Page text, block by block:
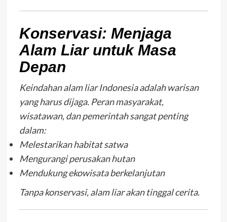
Konservasi: Menjaga
Alam Liar untuk Masa
Depan
Keindahan alam liar Indonesia adalah warisan
yang harus dijaga. Peran masyarakat,
wisatawan, dan pemerintah sangat penting
dalam:
Melestarikan habitat satwa
Mengurangi perusakan hutan
Mendukung ekowisata berkelanjutan
Tanpa konservasi, alam liar akan tinggal cerita.